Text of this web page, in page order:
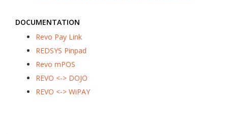
DOCUMENTATION
Revo Pay Link
REDSYS Pinpad
Revo mPOS
REVO <-> DOJO
REVO <-> WiPAY